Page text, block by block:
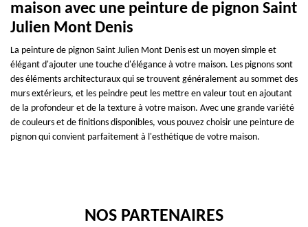
maison avec une peinture de pignon Saint
Julien Mont Denis
La peinture de pignon Saint Julien Mont Denis est un moyen simple et
élégant d'ajouter une touche d'élégance à votre maison. Les pignons sont
des éléments architecturaux qui se trouvent généralement au sommet des
murs extérieurs, et les peindre peut les mettre en valeur tout en ajoutant
de la profondeur et de la texture à votre maison. Avec une grande variété
de couleurs et de finitions disponibles, vous pouvez choisir une peinture de
pignon qui convient parfaitement à l'esthétique de votre maison.
NOS PARTENAIRES